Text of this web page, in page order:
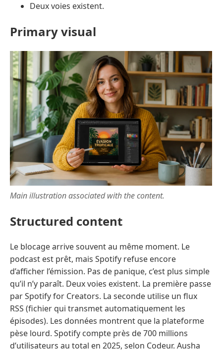
Deux voies existent.
Primary visual
Main illustration associated with the content.
Structured content
Le blocage arrive souvent au même moment. Le
podcast est prêt, mais Spotify refuse encore
d’afficher l’émission. Pas de panique, c’est plus simple
qu’il n’y paraît. Deux voies existent. La première passe
par Spotify for Creators. La seconde utilise un flux
RSS (fichier qui transmet automatiquement les
épisodes). Les données montrent que la plateforme
pèse lourd. Spotify compte près de 700 millions
d’utilisateurs au total en 2025, selon Codeur. Ausha